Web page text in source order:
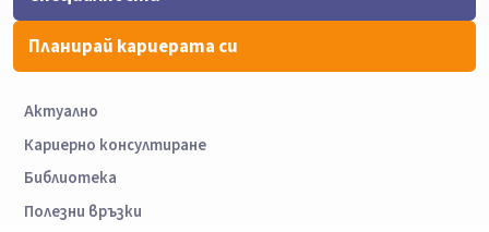
Планирай кариерата си
Актуално
Кариерно консултиране
Библиотека
Полезни връзки